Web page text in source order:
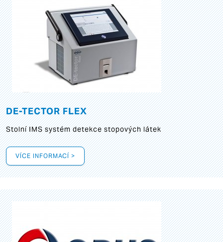
DE-TECTOR FLEX
Stolní IMS systém detekce stopových látek
VÍCE INFORMACÍ >